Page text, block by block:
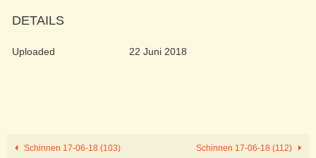
DETAILS
Uploaded 22 Juni 2018
Schinnen 17-06-18 (103) Schinnen 17-06-18 (112)